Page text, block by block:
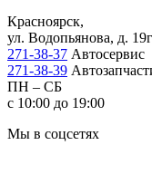
Красноярск,
ул. Водопьянова, д. 19г
271-38-37 Автосервис
271-38-39
ПН – СБ
с 10:00 до 19:00
Мы в соцсетях